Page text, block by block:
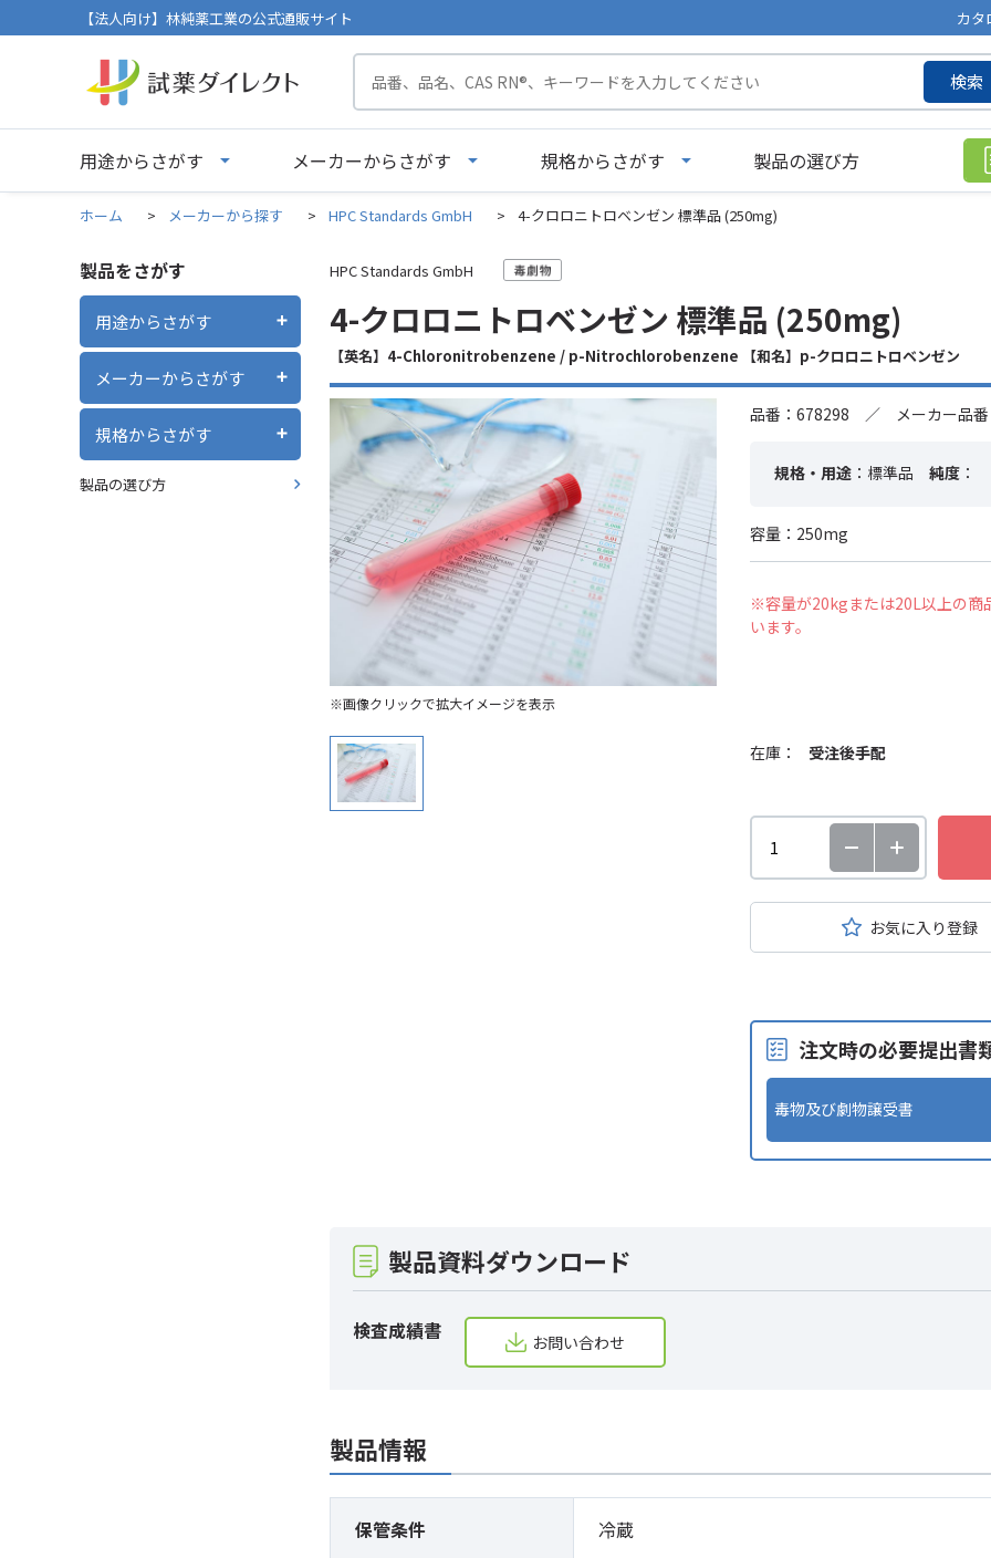
【法人向け】林純薬工業の公式通販サイト カタ
検索
用途からさがす メーカーからさがす 規格からさがす 製品の選び方
ホーム > メーカーから探す > HPC Standards GmbH > 4-クロロニトロベンゼン 標準品 (250mg)
製品をさがす
用途からさがす
メーカーからさがす
規格からさがす
製品の選び方
HPC Standards GmbH
4-クロロニトロベンゼン 標準品 (250mg)
【英名】4-Chloronitrobenzene / p-Nitrochlorobenzene 【和名】p-クロロニトロベンゼン
※画像クリックで拡大イメージを表示
品番：678298 ／ メーカー品番
規格・用途 ：標準品 純度 ：
容量：250mg
※容量が20kgまたは20L以上の商
います。
在庫： 受注後手配
お気に入り登録
注文時の必要提出書
毒物及び劇物譲受書
製品資料ダウンロード
検査成績書 お問い合わせ
製品情報
保管条件 冷蔵